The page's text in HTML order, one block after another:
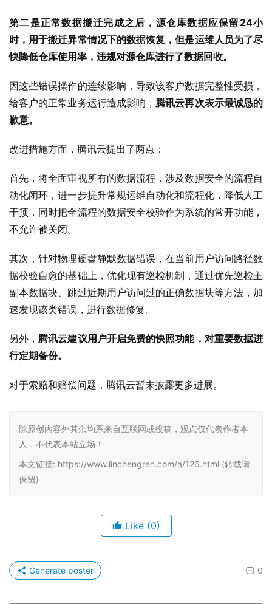
第二是正常数据搬迁完成之后，源仓库数据应保留24小
时，用于搬迁异常情况下的数据恢复，但是运维人员为了尽
快降低仓库使用率，违规对源仓库进行了数据回收。
因这些错误操作的连续影响，导致该客户数据完整性受损，
给客户的正常业务运行造成影响， 腾讯云再次表示最诚恳的
歉意。
改进措施方面，腾讯云提出了两点：
首先，将全面审视所有的数据流程，涉及数据安全的流程自
动化闭环，进一步提升常规运维自动化和流程化，降低人工
干预，同时把全流程的数据安全校验作为系统的常开功能，
不允许被关闭。
其次，针对物理硬盘静默数据错误，在当前用户访问路径数
据校验自愈的基础上，优化现有巡检机制，通过优先巡检主
副本数据块、跳过近期用户访问过的正确数据块等方法，加
速发现该类错误，进行数据修复。
另外， 腾讯云建议用户开启免费的快照功能，对重要数据进
行定期备份。
对于索赔和赔偿问题，腾讯云暂未披露更多进展。
除原创内容外其余均系来自互联网或投稿，观点仅代表作者本
人，不代表本站立场！
本文链接: https://www.linchengren.com/a/126.html (转载请
保留)
Like (0)
0
Generate poster